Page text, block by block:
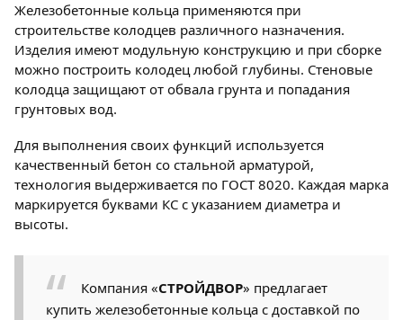
Железобетонные кольца применяются при
строительстве колодцев различного назначения.
Изделия имеют модульную конструкцию и при сборке
можно построить колодец любой глубины. Стеновые
колодца защищают от обвала грунта и попадания
грунтовых вод.
Для выполнения своих функций используется
качественный бетон со стальной арматурой,
технология выдерживается по ГОСТ 8020. Каждая марка
маркируется буквами КС с указанием диаметра и
высоты.
Компания «СТРОЙДВОР» предлагает
купить железобетонные кольца с доставкой по